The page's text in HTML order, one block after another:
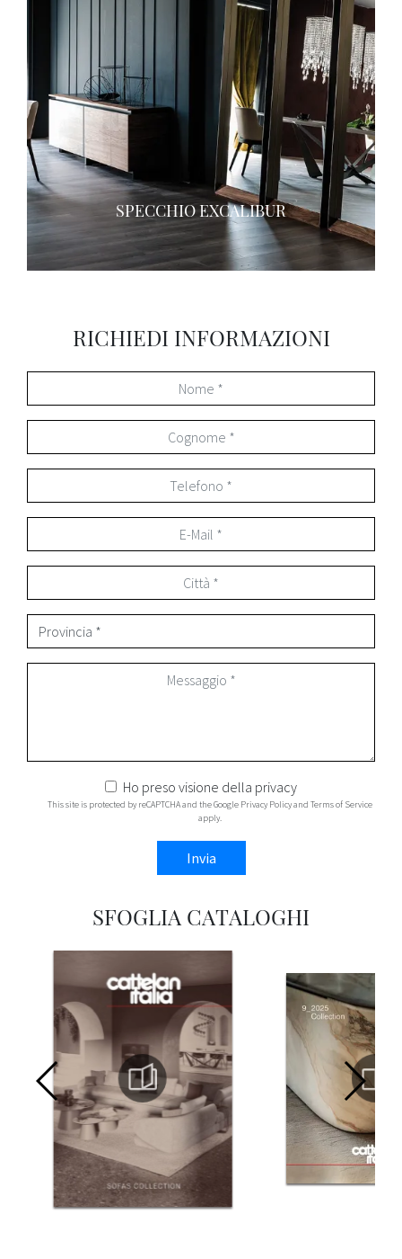
SPECCHIO EXCALIBUR
RICHIEDI INFORMAZIONI
Ho preso visione della privacy
This site is protected by reCAPTCHA and the Google Privacy Policyand Terms of Service
apply.
Invia
SFOGLIA CATALOGHI